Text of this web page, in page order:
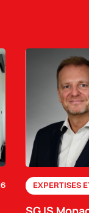
EXPERTISES